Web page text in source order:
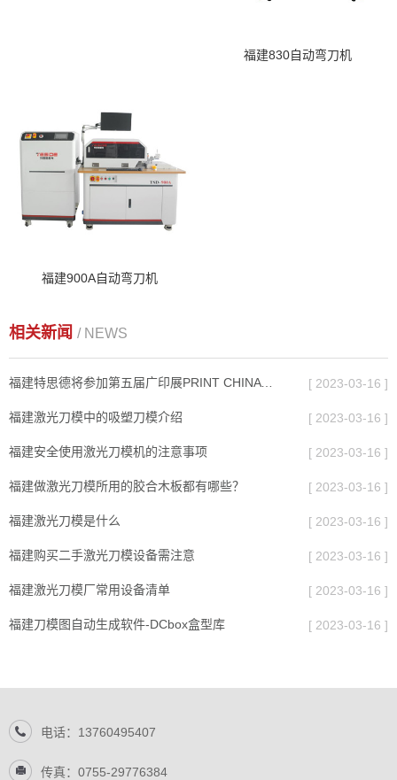
福建830自动弯刀机
福建900A自动弯刀机
相关新闻 / NEWS
福建特思德将参加第五届广印展PRINT CHINA 2023 [ 2023-03-16 ]
福建激光刀模中的吸塑刀模介绍 [ 2023-03-16 ]
福建安全使用激光刀模机的注意事项 [ 2023-03-16 ]
福建做激光刀模所用的胶合木板都有哪些？ [ 2023-03-16 ]
福建激光刀模是什么 [ 2023-03-16 ]
福建购买二手激光刀模设备需注意 [ 2023-03-16 ]
福建激光刀模厂常用设备清单 [ 2023-03-16 ]
福建刀模图自动生成软件-DCbox盒型库 [ 2023-03-16 ]
电话：13760495407
传真：0755-29776384